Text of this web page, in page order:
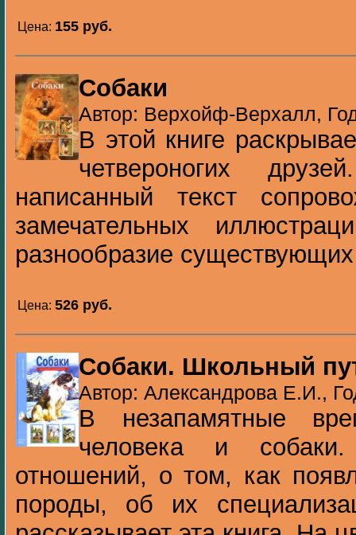
Цена: 155 pуб.
Собаки
Автор: Верхойф-Верхалл,
В этой книге
четвероногих
написанный текст
замечательных
разнообразие
Цена: 526 pуб.
Собаки. Школьный
Автор: Александрова Е.И.,
В незапамятные
человека и
отношений, о том, как
породы, об их